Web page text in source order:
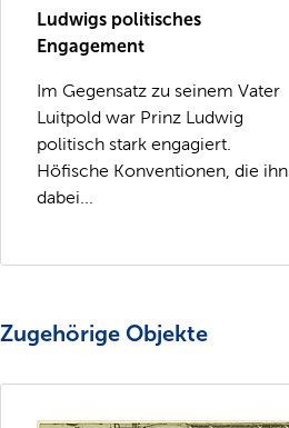
Ludwigs politisches
Engagement
Im Gegensatz zu seinem Vater
Luitpold war Prinz Ludwig
politisch stark engagiert.
Höfische Konventionen, die ihn
dabei...
Zugehörige Objekte